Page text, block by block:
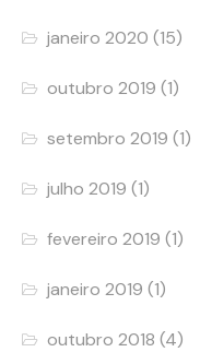
janeiro 2020 (15)
outubro 2019 (1)
setembro 2019 (1)
julho 2019 (1)
fevereiro 2019 (1)
janeiro 2019 (1)
outubro 2018 (4)